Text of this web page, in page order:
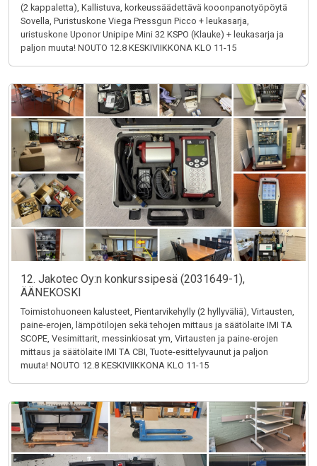
(2 kappaletta), Kallistuva, korkeussäädettävä kooonpanotyöpöytä
Sovella, Puristuskone Viega Pressgun Picco + leukasarja,
uristuskone Uponor Unipipe Mini 32 KSPO (Klauke) + leukasarja ja
paljon muuta! NOUTO 12.8 KESKIVIIKKONA KLO 11-15
12. Jakotec Oy:n konkurssipesä (2031649-1),
ÄÄNEKOSKI
Toimistohuoneen kalusteet, Pientarvikehylly (2 hyllyväliä), Virtausten,
paine-erojen, lämpötilojen sekä tehojen mittaus ja säätölaite IMI TA
SCOPE, Vesimittarit, messinkiosat ym, Virtausten ja paine-erojen
mittaus ja säätölaite IMI TA CBI, Tuote-esittelyvaunut ja paljon
muuta! NOUTO 12.8 KESKIVIIKKONA KLO 11-15